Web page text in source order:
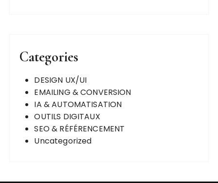
Categories
DESIGN UX/UI
EMAILING & CONVERSION
IA & AUTOMATISATION
OUTILS DIGITAUX
SEO & RÉFÉRENCEMENT
Uncategorized